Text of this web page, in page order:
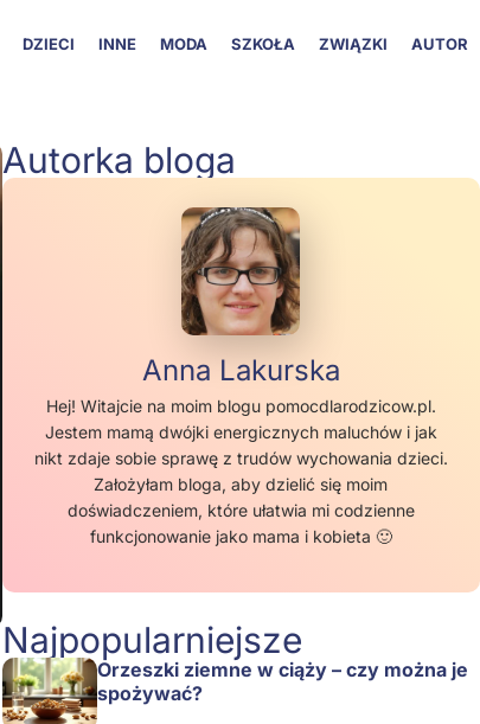
DZIECI INNE MODA SZKOŁA ZWIĄZKI AUTOR
Autorka bloga
Anna Lakurska
Hej! Witajcie na moim blogu pomocdlarodzicow.pl.
Jestem mamą dwójki energicznych maluchów i jak
nikt zdaje sobie sprawę z trudów wychowania dzieci.
Założyłam bloga, aby dzielić się moim
doświadczeniem, które ułatwia mi codzienne
funkcjonowanie jako mama i kobieta 🙂
Najpopularniejsze
Orzeszki ziemne w ciąży – czy można je
spożywać?